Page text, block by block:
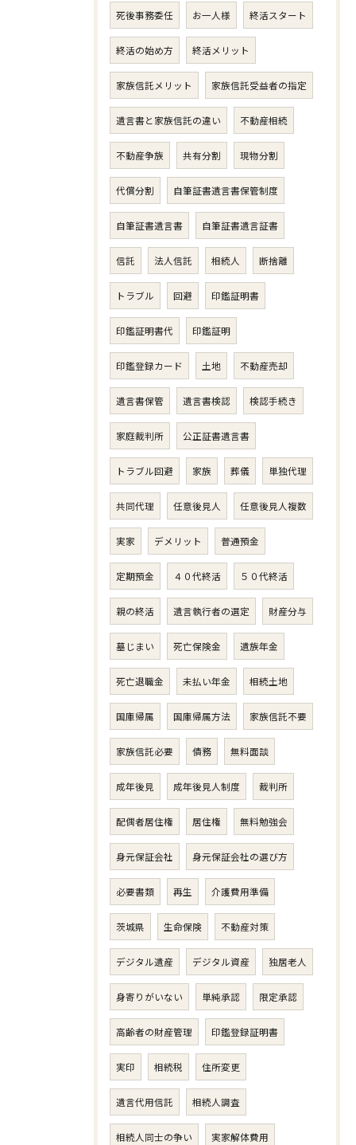
死後事務委任 お一人様 終活スタート
終活の始め方 終活メリット
家族信託メリット 家族信託受益者の指定
遺言書と家族信託の違い 不動産相続
不動産争族 共有分割 現物分割
代償分割 自筆証書遺言書保管制度
自筆証書遺言書 自筆証書遺言証書
信託 法人信託 相続人 断捨離
トラブル 回避 印鑑証明書
印鑑証明書代 印鑑証明
印鑑登録カード 土地 不動産売却
遺言書保管 遺言書検認 検認手続き
家庭裁判所 公正証書遺言書
トラブル回避 家族 葬儀 単独代理
共同代理 任意後見人 任意後見人複数
実家 デメリット 普通預金
定期預金 ４０代終活 ５０代終活
親の終活 遺言執行者の選定 財産分与
墓じまい 死亡保険金 遺族年金
死亡退職金 未払い年金 相続土地
国庫帰属 国庫帰属方法 家族信託不要
家族信託必要 債務 無料面談
成年後見 成年後見人制度 裁判所
配偶者居住権 居住権 無料勉強会
身元保証会社 身元保証会社の選び方
必要書類 再生 介護費用準備
茨城県 生命保険 不動産対策
デジタル遺産 デジタル資産 独居老人
身寄りがいない 単純承認 限定承認
高齢者の財産管理 印鑑登録証明書
実印 相続税 住所変更
遺言代用信託 相続人調査
相続人同士の争い 実家解体費用